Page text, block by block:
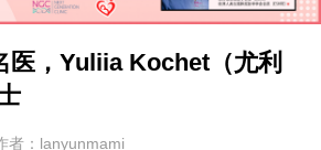
医，Yuliia Kochet（尤利
者：lanyunmami